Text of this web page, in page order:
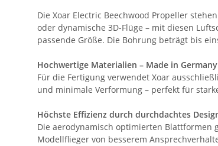
Die Xoar Electric Beechwood Propeller
oder dynamische 3D-Flüge – mit diesen
passende Größe. Die Bohrung beträgt bis
Hochwertige Materialien – Made in Germany
Für die Fertigung verwendet Xoar
und minimale Verformung – perfekt für
Höchste Effizienz durch durchdachtes
Die aerodynamisch optimierten Blattformen
Modellflieger von besserem